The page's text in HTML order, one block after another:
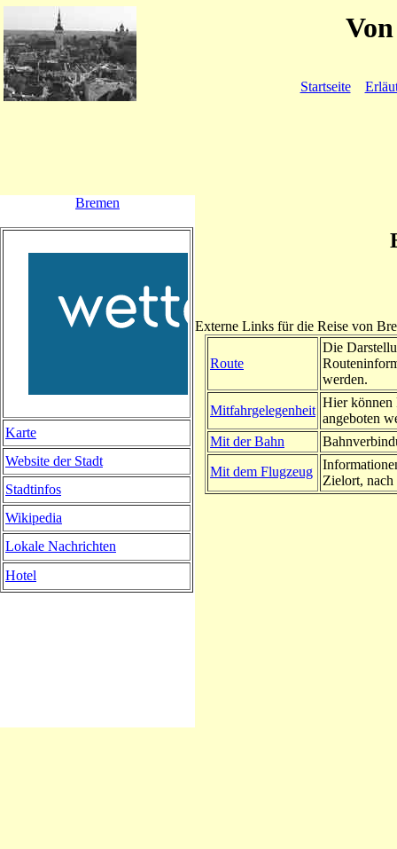
Startseite
Externe Links für die Reise von
Route
Die
werden.
Mitfahrgelegenheit
Hier können
angeboten
Mit der Bahn
Mit dem Flugzeug
Zielort, nach
Bremen
Karte
Website der Stadt
Stadtinfos
Wikipedia
Lokale Nachrichten
Hotel